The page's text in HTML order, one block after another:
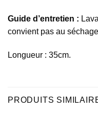
Guide d’entretien :
convient pas au
Longueur : 35cm.
PRODUITS